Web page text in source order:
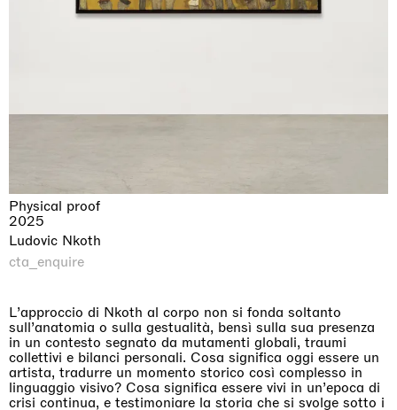
Physical proof
2025
Ludovic Nkoth
cta_enquire
L’approccio di Nkoth al corpo non si fonda soltanto
sull’anatomia o sulla gestualità, bensì sulla sua presenza
in un contesto segnato da mutamenti globali, traumi
collettivi e bilanci personali. Cosa significa oggi essere un
artista, tradurre un momento storico così complesso in
linguaggio visivo? Cosa significa essere vivi in un’epoca di
crisi continua, e testimoniare la storia che si svolge sotto i